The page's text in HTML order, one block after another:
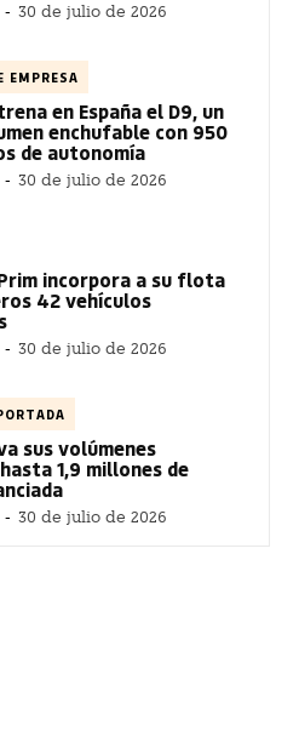
- 30 de julio de 2026
EMPRESA
en España el D9, un
enchufable con 950
de autonomía
- 30 de julio de 2026
incorpora a su flota
42 vehículos
- 30 de julio de 2026
sus volúmenes
1,9 millones de
- 30 de julio de 2026